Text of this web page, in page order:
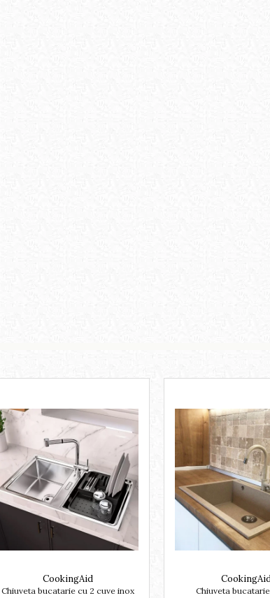
CookingAid
Chiuveta bucatarie cu 2 cuve inox
Chiuveta